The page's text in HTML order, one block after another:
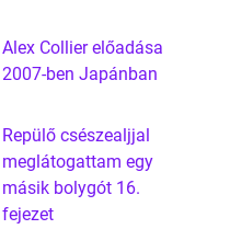
Alex Collier előadása
2007-ben Japánban
Repülő csészealjjal
meglátogattam egy
másik bolygót 16.
fejezet